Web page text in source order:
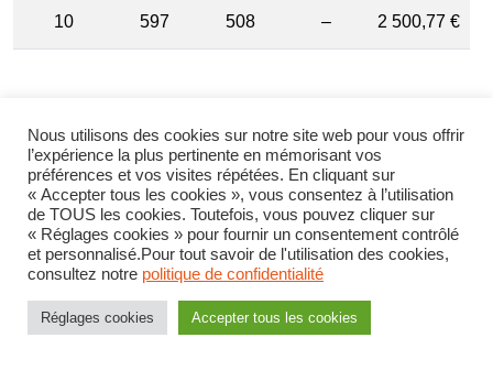
10 597 508 – 2 500,77 €
Nous utilisons des cookies sur notre site web pour vous offrir
l’expérience la plus pertinente en mémorisant vos
préférences et vos visites répétées. En cliquant sur
« Accepter tous les cookies », vous consentez à l’utilisation
de TOUS les cookies. Toutefois, vous pouvez cliquer sur
« Réglages cookies » pour fournir un consentement contrôlé
et personnalisé.Pour tout savoir de l'utilisation des cookies,
consultez notre politique de confidentialité
Réglages cookies Accepter tous les cookies